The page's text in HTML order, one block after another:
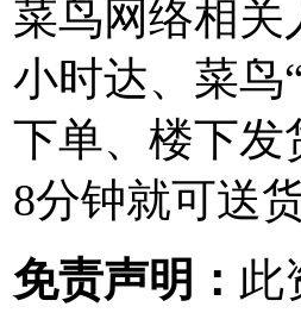
菜鸟网络相关
小时达、菜鸟
下单、楼下发
8分钟就可送
免责声明： 此